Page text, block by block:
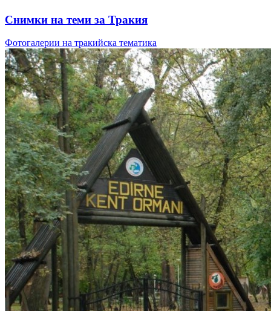
Снимки на теми за Тракия
Фотогалерии на тракийска тематика